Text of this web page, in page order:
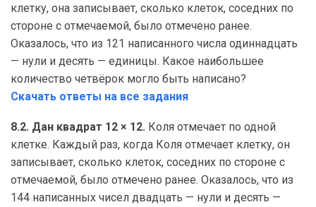
клетку, она записывает, сколько клеток, соседних по
стороне с отмечаемой, было отмечено ранее.
Оказалось, что из 121 написанного числа одиннадцать
— нули и десять — единицы. Какое наибольшее
количество четвёрок могло быть написано?
Скачать ответы на все задания
8.2. Дан квадрат 12 × 12. Коля отмечает по одной
клетке. Каждый раз, когда Коля отмечает клетку, он
записывает, сколько клеток, соседних по стороне с
отмечаемой, было отмечено ранее. Оказалось, что из
144 написанных чисел двадцать — нули и десять —